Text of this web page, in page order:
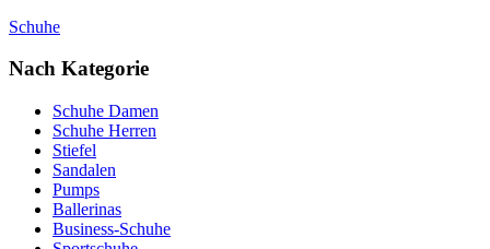
Schuhe
Nach Kategorie
Schuhe Damen
Schuhe Herren
Stiefel
Sandalen
Pumps
Ballerinas
Business-Schuhe